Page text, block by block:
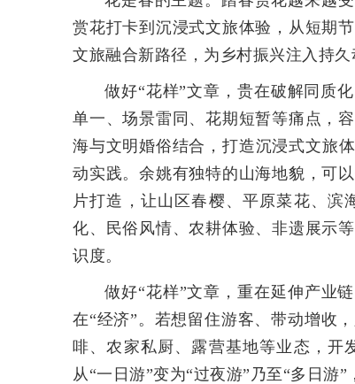
赏花打卡到沉浸式文旅体验，从短期
文旅融合新路径，为乡村振兴注入持久
做好“花样”文章，贵在破解同质
单一、场景雷同、花期短暂等痛点，
海与文明婚俗结合，打造沉浸式文旅
动实践。余姚有独特的山海地貌，可
片打造，让山区春樱、平原菜花、滨
化、民俗风情、农耕体验、非遗展示
识度。
做好“花样”文章，重在延伸产业
在“经济”。若想留住游客、带动增收
啡、农家私厨、露营基地等业态，开
从“一日游”变为“过夜游”乃至“多日游